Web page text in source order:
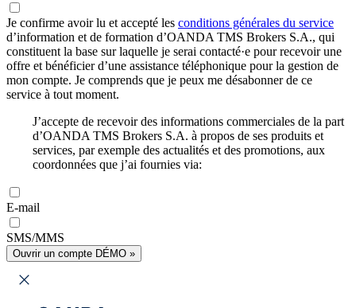
Je confirme avoir lu et accepté les conditions générales du service
d’information et de formation d’OANDA TMS Brokers S.A., qui
constituent la base sur laquelle je serai contacté·e pour recevoir une
offre et bénéficier d’une assistance téléphonique pour la gestion de
mon compte. Je comprends que je peux me désabonner de ce
service à tout moment.
J’accepte de recevoir des informations commerciales de la part
d’OANDA TMS Brokers S.A. à propos de ses produits et
services, par exemple des actualités et des promotions, aux
coordonnées que j’ai fournies via:
E-mail
SMS/MMS
Ouvrir un compte DÉMO »